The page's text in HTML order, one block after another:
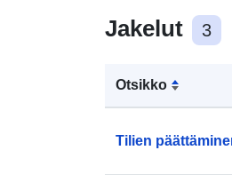
Jakelut 3
Otsikko
Tilien